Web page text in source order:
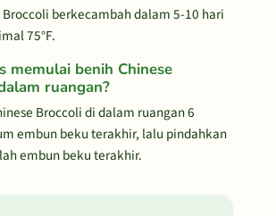
Broccoli berkecambah dalam 5-10 hari
75°F.
memulai benih Chinese
ruangan?
Broccoli di dalam ruangan 6
embun beku terakhir, lalu pindahkan
embun beku terakhir.